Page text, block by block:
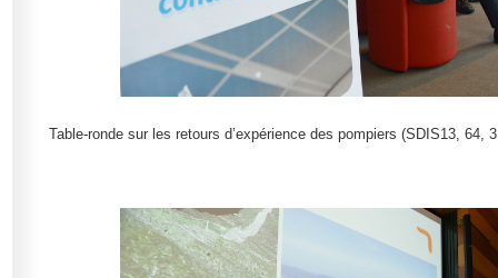
Table-ronde sur les retours d’expérience des pompiers (SDIS13, 64,